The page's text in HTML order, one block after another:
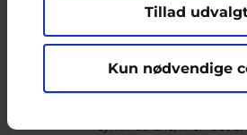
Tillad
Kun nødvendige
Jeg har mærket nogle
De har været der i snart
dem, da jeg var 15 år
kan rykke på dem, de er
symmetriske, men det